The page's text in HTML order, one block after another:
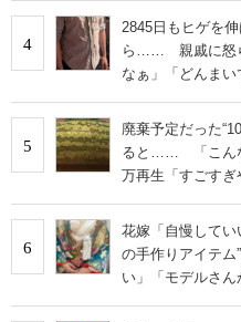
4
2845日もヒゲを
ら…… 親戚に怒ら
なぁ」「どんまい
5
廃棄予定だった
ると…… 「こんな
万再生「すごすぎ
6
花嫁「自慢して
の手作りアイテム
い」「モデルさん